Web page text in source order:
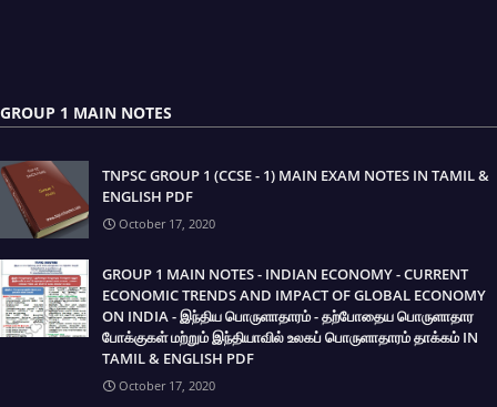
GROUP 1 MAIN NOTES
TNPSC GROUP 1 (CCSE - 1) MAIN EXAM NOTES IN TAMIL &
ENGLISH PDF
October 17, 2020
GROUP 1 MAIN NOTES - INDIAN ECONOMY - CURRENT
ECONOMIC TRENDS AND IMPACT OF GLOBAL ECONOMY
ON INDIA - இந்திய பொருளாதாரம் - தற்போதைய பொருளாதார
போக்குகள் மற்றும் இந்தியாவில் உலகப் பொருளாதாரம் தாக்கம் IN
TAMIL & ENGLISH PDF
October 17, 2020